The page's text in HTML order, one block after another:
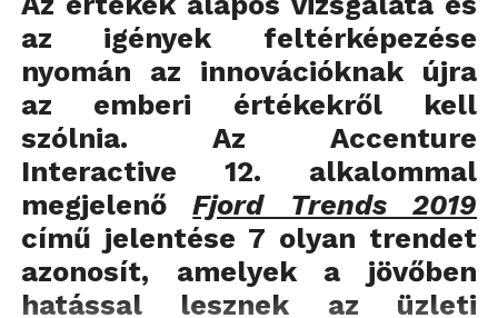
az igények feltérképezése
nyomán az innovációknak újra
az emberi értékekről kell
szólnia. Az Accenture
Interactive 12. alkalommal
megjelenőFjord Trends 2019
című jelentése 7 olyan trendet
azonosít, amelyek a jövőben
hatással lesznek az üzleti